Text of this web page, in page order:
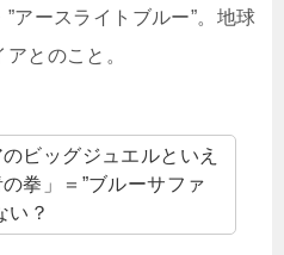
”アースライトブルー”。地球
アとのこと。
ビッグジュエルといえ
拳」＝”ブルーサファ
い？